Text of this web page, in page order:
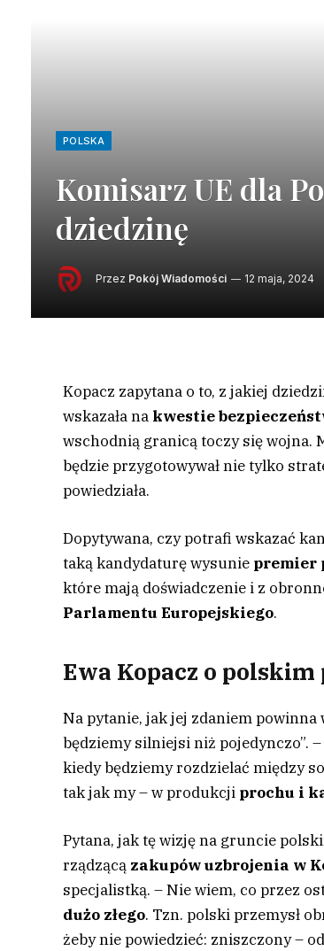
POLSKA
Komisarz UE dla
dziedzinę
Przez Pokój Wiadomości 12 maja, 2024
Kopacz zapytana o to, z jakiej
wskazała na kwestie
wschodnią granicą toczy się wojna.
będzie przygotowywał nie tylko
powiedziała.
Dopytywana, czy potrafi wskazać
taką kandydaturę wysunie premier
które mają doświadczenie i z
Parlamentu Europejskiego.
Ewa Kopacz o polskim
Na pytanie, jak jej zdaniem powinna
będziemy silniejsi niż pojedynczo”.
kiedy będziemy rozdzielać między
tak jak my – w produkcji prochu i
Pytana, jak tę wizję na gruncie
rządzącą zakupów uzbrojenia w
specjalistką. – Nie wiem, co przez
dużo złego. Tzn. polski przemysł
żeby nie powiedzieć: zniszczony –